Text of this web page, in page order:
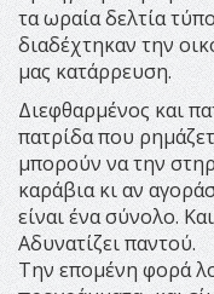
τα ωραία δελτία
διαδέχτηκαν την
μας κατάρρευση.
Διεφθαρμένος και
πατρίδα που
μπορούν να την
καράβια κι αν
είναι ένα σύνολο.
Αδυνατίζει παντού.
Την επομένη φορά